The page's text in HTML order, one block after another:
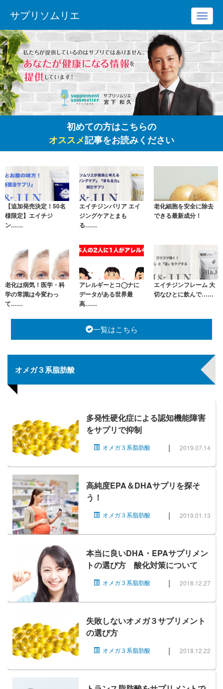
サプリソムリエ
初めての方はこちらの
オススメ記事をお読みください
【追加発売決定！50名
様限定】エイチジ
ン……
エイチジンバリア エイ
ジングケアとまも
る……
老化細胞を安全に除去
できる最新成分！
老化は病気！医学・科
学の常識は今変わっ
て……
アレルギーとコ◯ナに
データがある世界最
高……
エイチジンフレーム 大
切なひとに飲んで……
一覧はこちら
オメガ３系脂肪酸
多発性硬化症による認知機能障害
をサプリで抑制
オメガ３系脂肪酸 | 2019.07.14
高純度EPA＆DHAサプリを探そ
う！
オメガ３系脂肪酸 | 2019.01.13
本当に良いDHA・EPAサプリメン
トの選び方 酸化対策について
オメガ３系脂肪酸 | 2018.12.27
失敗しないオメガ３サプリメント
の選び方
オメガ３系脂肪酸 | 2018.12.22